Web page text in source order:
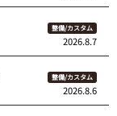
整備/カスタム
2026.8.7
整備/カスタム
2026.8.6